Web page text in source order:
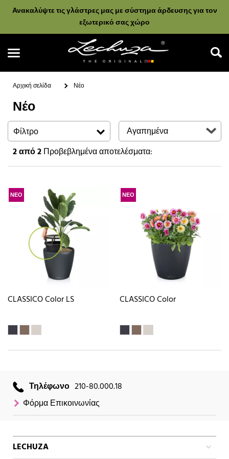
Ανακαλύψτε τις γλάστρες μας με σύστημα άρδευσης για τον
εξωτερικό σας χώρο
Αναζήτηση
Αρχική σελίδα Νέο
Νέο
Φίλτρο
2από 2Προβεβλημένα αποτελέσματα:
ΝΕΟ
CLASSICO Color LS
ΝΕΟ
CLASSICO Color
Τηλέφωνο 210-80.000.18
Φόρμα Επικοινωνίας
LECHUZA